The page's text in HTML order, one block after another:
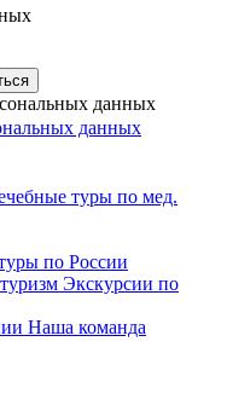
данных
данных
туры по мед.
по России
Экскурсии по
Наша команда